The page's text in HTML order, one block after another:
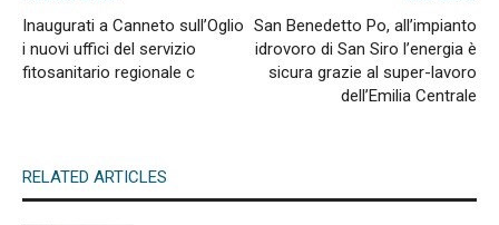
Inaugurati a Canneto sull’Oglio
i nuovi uffici del servizio
fitosanitario regionale c
San Benedetto Po, all’impianto
idrovoro di San Siro l’energia è
sicura grazie al super-lavoro
dell’Emilia Centrale
RELATED ARTICLES